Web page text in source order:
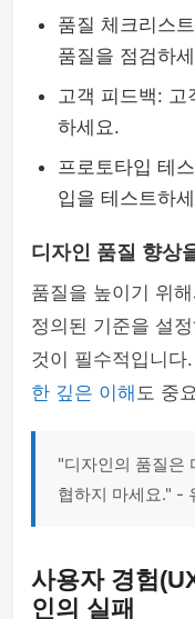
품질 체크리스
품질을 점검하
고객 피드백: 고
하세요.
프로토타입 테
입을 테스트하
디자인 품질 향상
품질을 높이기 위
정의된 기준을 설
것이 필수적입니다
한 깊은 이해 도 중
"디자인의 품질은
협하지 마세요." -
사용자 경험
인의 실패